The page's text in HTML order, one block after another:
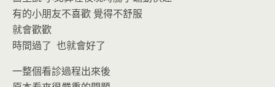
有的小朋友不喜歡 覺得不舒服
就會歡歡
時間過了 也就會好了
一整個看診過程出來後